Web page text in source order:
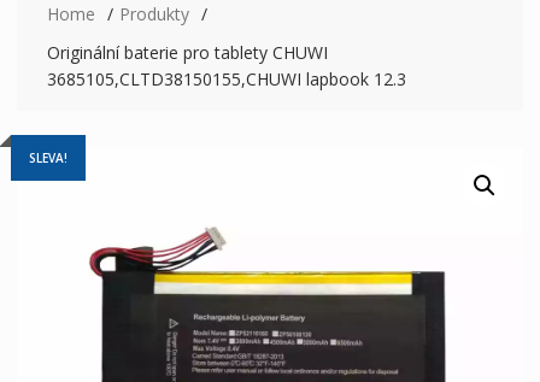
Home
Produkty
Originální baterie pro tablety CHUWI
3685105,CLTD38150155,CHUWI lapbook 12.3
SLEVA!